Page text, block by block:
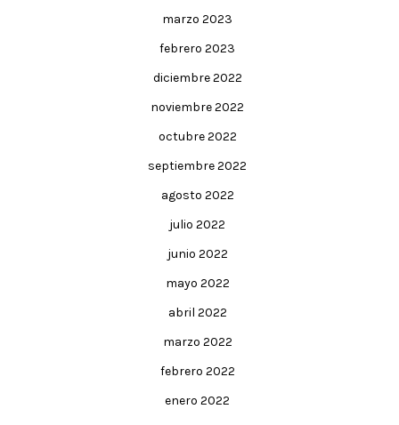
marzo 2023
febrero 2023
diciembre 2022
noviembre 2022
octubre 2022
septiembre 2022
agosto 2022
julio 2022
junio 2022
mayo 2022
abril 2022
marzo 2022
febrero 2022
enero 2022